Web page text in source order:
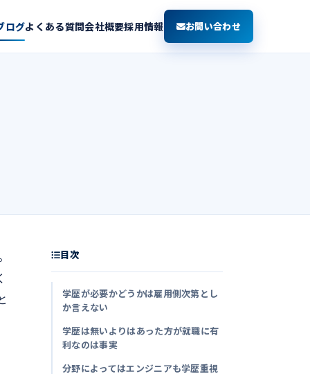
ログよくある質問会社概要採用情報 お問い合わせ
目次
学歴が必要かどうかは雇用側次第とし
か言えない
学歴は無いよりはあった方が就職に有
利なのは事実
分野によってはエンジニアも学歴重視